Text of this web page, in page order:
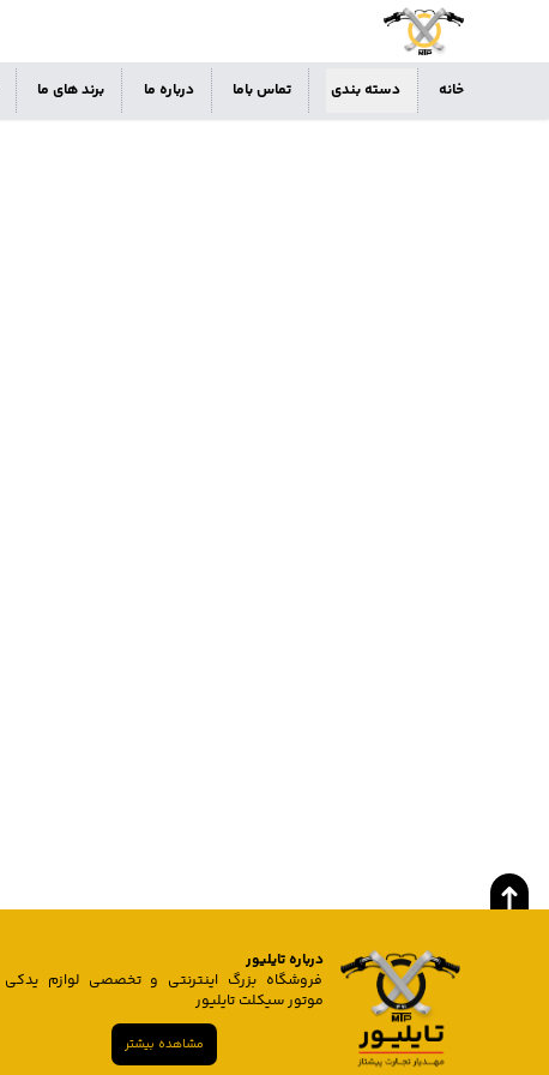
خانه دسته بندی تماس باما درباره ما برند های ما
درباره تایلیور
فروشگاه بزرگ اینترنتی و تخصصی لوازم یدکی
موتور سیکلت تایلیور
مشاهده بیشتر